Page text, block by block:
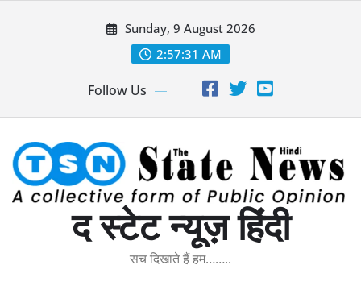
Sunday, 9 August 2026
2:57:32 AM
Follow Us
द स्टेट न्यूज़ हिंदी
सच दिखाते हैं हम……..